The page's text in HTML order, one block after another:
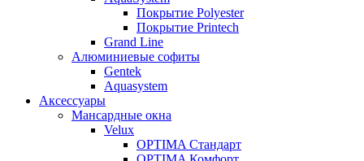
Покрытие Polyester
Покрытие Printech
Grand Line
Алюминиевые софиты
Gentek
Aquasystem
Аксессуары
Мансардные окна
Velux
OPTIMA Стандарт